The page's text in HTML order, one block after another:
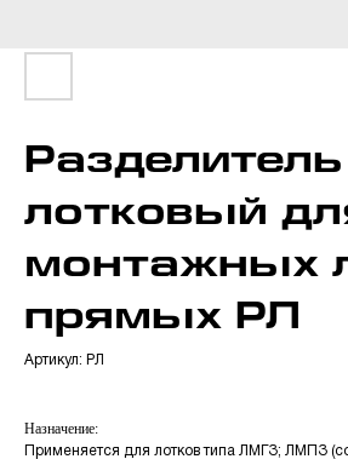
Разделитель
лотковый
монтажных
прямых РЛ
Артикул: РЛ
Назначение:
Применяется для лотков типа ЛМГЗ; ЛМПЗ